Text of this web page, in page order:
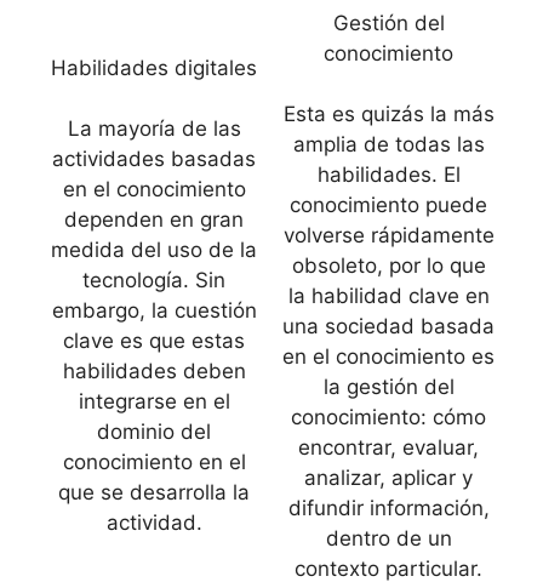
Habilidades digitales
La mayoría de las
actividades basadas
en el conocimiento
dependen en gran
medida del uso de la
tecnología. Sin
embargo, la cuestión
clave es que estas
habilidades deben
integrarse en el
dominio del
conocimiento en el
que se desarrolla la
actividad.
Gestión del
conocimiento
Esta es quizás la más
amplia de todas las
habilidades. El
conocimiento puede
volverse rápidamente
obsoleto, por lo que
la habilidad clave en
una sociedad basada
en el conocimiento es
la gestión del
conocimiento: cómo
encontrar, evaluar,
analizar, aplicar y
difundir información,
dentro de un
contexto particular.